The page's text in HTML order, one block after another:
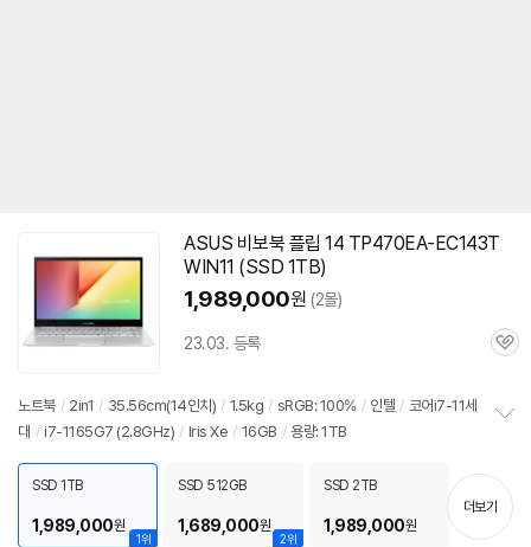
ASUS 비보북 플립 14 TP470EA-EC143T
WIN11 (SSD 1TB)
1,989,000원 (2몰)
23.03. 등록
관
노트북 / 2in1 / 35.56cm(14인치) / 1.5kg / sRGB: 100% / 인텔 / 코어i7-11세
대 / i7-1165G7 (2.8GHz) / Iris Xe / 16GB / 용량: 1TB
치
기
1위
SSD 1TB
1,989,000원
2위
SSD 512GB
1,689,000원
SSD 2TB
1,989,000원
더보기